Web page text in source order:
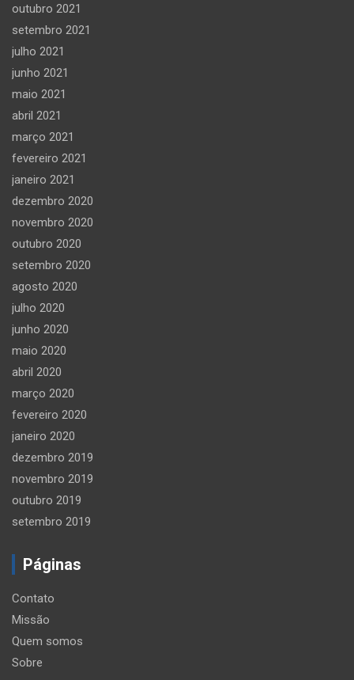
outubro 2021
setembro 2021
julho 2021
junho 2021
maio 2021
abril 2021
março 2021
fevereiro 2021
janeiro 2021
dezembro 2020
novembro 2020
outubro 2020
setembro 2020
agosto 2020
julho 2020
junho 2020
maio 2020
abril 2020
março 2020
fevereiro 2020
janeiro 2020
dezembro 2019
novembro 2019
outubro 2019
setembro 2019
Páginas
Contato
Missão
Quem somos
Sobre